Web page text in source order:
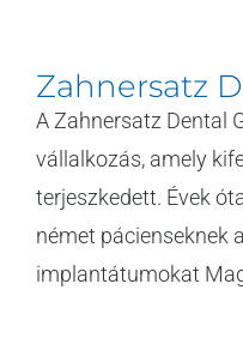
Zahnersatz
A Zahnersatz Dental
vállalkozás, amely
terjeszkedett. Évek
német pácienseknek
implantátumokat